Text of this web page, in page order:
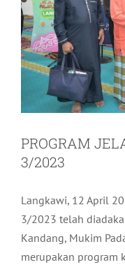
PROGRAM
3/2023
Langkawi, 12 April
3/2023 telah
Kandang, Mukim
merupakan program